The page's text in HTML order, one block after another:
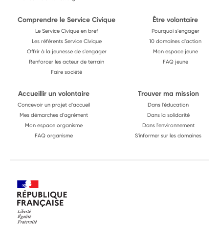
Comprendre le Service Civique
Le Service Civique en bref
Les référents Service Civique
Offrir à la jeunesse de s'engager
Renforcer les acteur de terrain
Faire société
Être volontaire
Pourquoi s'engager
10 domaines d'action
Mon espace jeune
FAQ jeune
Accueillir un volontaire
Concevoir un projet d'accueil
Mes démarches d'agrément
Mon espace organisme
FAQ organisme
Trouver ma mission
Dans l'éducation
Dans la solidarité
Dans l'environnement
S'informer sur les domaines